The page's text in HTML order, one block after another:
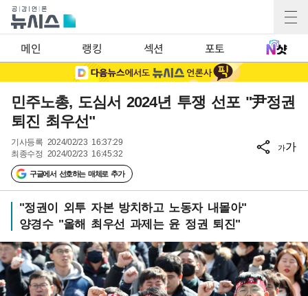
메인 랭킹 섹션 포토
민주노총, 도심서 2024년 투쟁 선포 "尹정권
퇴진 최우선"
기사등록 2024/02/23 16:37:29
최종수정 2024/02/23 16:45:32
구글에서 선호하는 매체로 추가
가가
"정권이 외투 자본 방치하고 노동자 내몰아"
양경수 "올해 최우선 과제는 윤 정권 퇴진"